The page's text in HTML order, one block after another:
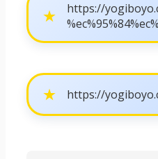
https://
https://